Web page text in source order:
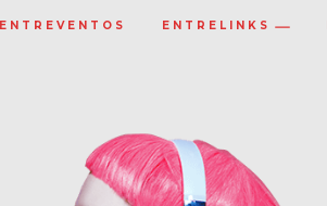
ENTREVENTOS ENTRELINKS